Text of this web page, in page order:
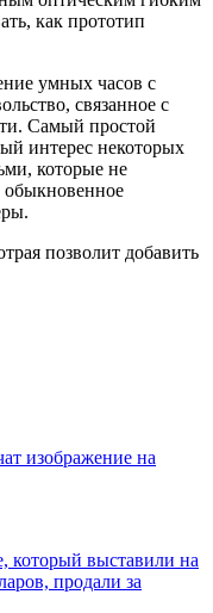
как прототип
умных часов с
связанное с
Самый простой
интерес некоторых
которые не
обыкновенное
изображение на
который выставили на
продали за